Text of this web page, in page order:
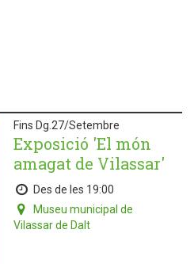
Fins Dg.27/Setembre
Exposició 'El món
amagat de Vilassar'
Des de les 19:00
Museu municipal de
Vilassar de Dalt